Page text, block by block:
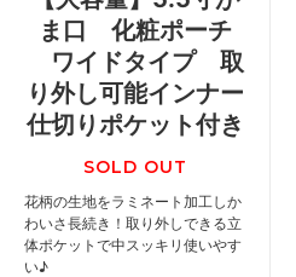
ま口 化粧ポーチ
ワイドタイプ 取
り外し可能インナー
仕切りポケット付き
SOLD OUT
花柄の生地をラミネート加工しか
わいさ長続き！取り外しできる立
体ポケットで中スッキリ使いやす
い♪